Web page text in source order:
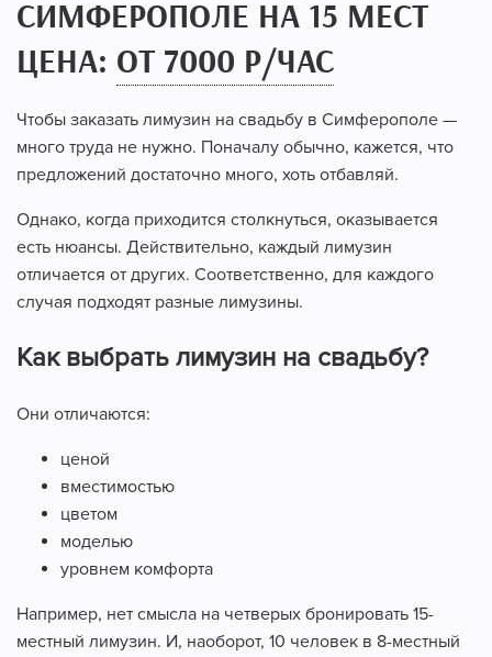
СИМФЕРОПОЛЕ НА 15 МЕСТ
ЦЕНА: ОТ 7000 Р/ЧАС
Чтобы заказать лимузин на свадьбу в Симферополе —
много труда не нужно. Поначалу обычно, кажется, что
предложений достаточно много, хоть отбавляй.
Однако, когда приходится столкнуться, оказывается
есть нюансы. Действительно, каждый лимузин
отличается от других. Соответственно, для каждого
случая подходят разные лимузины.
Как выбрать лимузин на свадьбу?
Они отличаются:
ценой
вместимостью
цветом
моделью
уровнем комфорта
Например, нет смысла на четверых бронировать 15-
местный лимузин. И, наоборот, 10 человек в 8-местный